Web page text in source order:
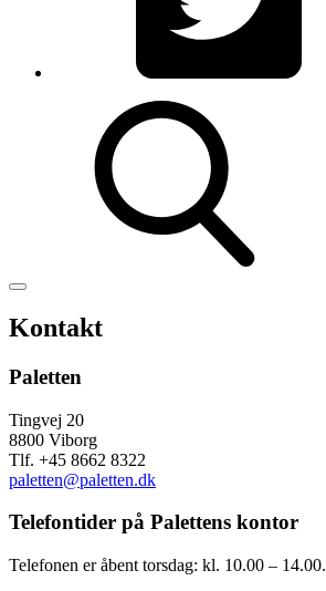
Kontakt
Paletten
Tingvej 20
8800 Viborg
Tlf. +45 8662 8322
paletten@paletten.dk
Telefontider på Palettens kontor
Telefonen er åbent torsdag: kl. 10.00 – 14.00.